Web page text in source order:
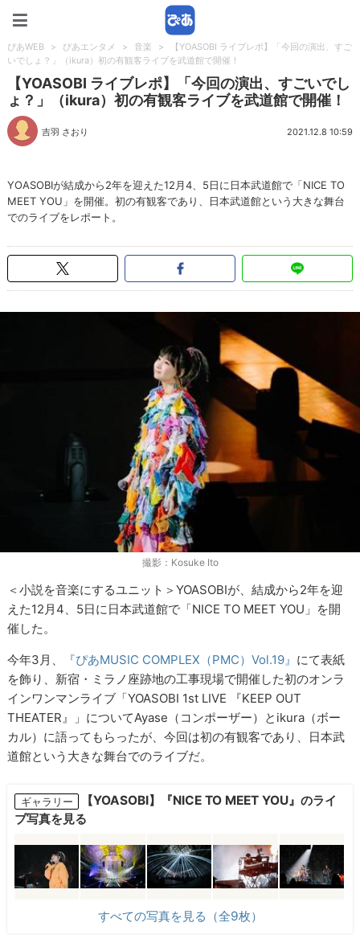
ぴあWEB > ぴあエンタメ > 音楽 >
【YOASOBI ライブレポ】「今回の演出、すご
いでしょ？」（ikura）初の有観客ライブを武道館で開催！
【YOASOBI ライブレポ】「今回の演出、すごいでし
ょ？」（ikura）初の有観客ライブを武道館で開催！
吉羽 さおり 2021.12.8 10:59
YOASOBIが結成から2年を迎えた12月4、5日に日本武道館で「NICE TO
MEET YOU」を開催。初の有観客であり、日本武道館という大きな舞台
でのライブをレポート。
撮影：Kosuke Ito
＜小説を音楽にするユニット＞YOASOBIが、結成から2年を迎
えた12月4、5日に日本武道館で「NICE TO MEET YOU」を開
催した。
今年3月、 『ぴあMUSIC COMPLEX（PMC）Vol.19』 にて表紙
を飾り、新宿・ミラノ座跡地の工事現場で開催した初のオンラ
インワンマンライブ「YOASOBI 1st LIVE 『KEEP OUT
THEATER』」についてAyase（コンポーザー）とikura（ボー
カル）に語ってもらったが、今回は初の有観客であり、日本武
道館という大きな舞台でのライブだ。
ギャラリー
【YOASOBI】『NICE TO MEET YOU』のライ
ブ写真を見る
すべての写真を見る（全9枚）